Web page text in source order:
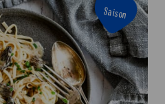
Saison